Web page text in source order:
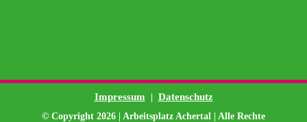
Impressum | Datenschutz
© Copyright 2026 | Arbeitsplatz Achertal | Alle Rechte